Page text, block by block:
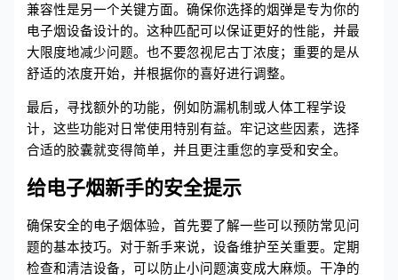
兼容性是另一个关键方面。确保你选择的烟弹是专为你的
电子烟设备设计的。这种匹配可以保证更好的性能，并最
大限度地减少问题。也不要忽视尼古丁浓度；重要的是从
舒适的浓度开始，并根据你的喜好进行调整。
最后，寻找额外的功能，例如防漏机制或人体工程学设
计，这些功能对日常使用特别有益。牢记这些因素，选择
合适的胶囊就变得简单，并且更注重您的享受和安全。
给电子烟新手的安全提示
确保安全的电子烟体验，首先要了解一些可以预防常见问
题的基本技巧。对于新手来说，设备维护至关重要。定期
检查和清洁设备，可以防止小问题演变成大麻烦。干净的